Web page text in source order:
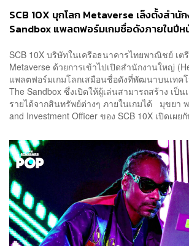
SCB 10X บุกโลก Metaverse เล็งตั้งสำนั
Sandbox แพลตฟอร์มเกมชื่อดังภายในปีห
SCB 10X บริษัทในเครือธนาคารไทยพาณิชย์ เต
Metaverse ด้วยการเข้าไปเปิดสำนักงานใหญ่
แพลตฟอร์มเกมโลกเสมือนชื่อดังที่พัฒนาบนเทค
The Sandbox ซึ่งเปิดให้ผู้เล่นสามารถสร้าง เป็น
รายได้จากสินทรัพย์ต่างๆ ภายในเกมได้ มุขยา
and Investment Officer ของ SCB 10X เปิดเผย